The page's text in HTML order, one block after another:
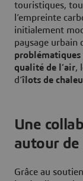
touristiques,
l’empreinte
initialement
paysage urbain
qualité de l’air,
d’îlots de
Une
autour de
Grâce au